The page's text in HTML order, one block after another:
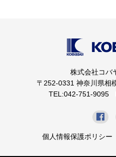
株式会社コバ
〒252-0331 神奈川県相
TEL:042-751-9095
個人情報保護ポリシー